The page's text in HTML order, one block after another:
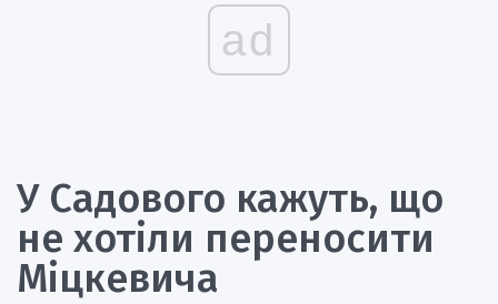
ad
У Садового кажуть, що
не хотіли переносити
Міцкевича